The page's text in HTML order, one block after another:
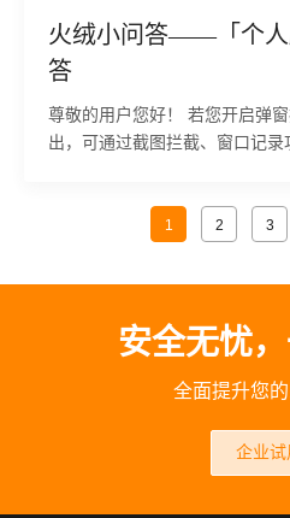
火绒小问答——「个人
答
尊敬的用户您好！ 若您开启弹窗拦截后依旧有广告弹窗弹
出，可通过截图拦截、窗口记录
1 2 3
安全无忧
全面提升您
企业试